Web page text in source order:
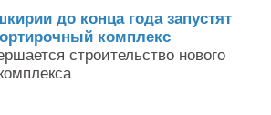
до конца года запустят
комплекс
строительство нового